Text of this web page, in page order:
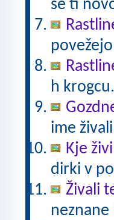
se ti
h krogcu.
ime
Kje
dirki v
Živali
neznane